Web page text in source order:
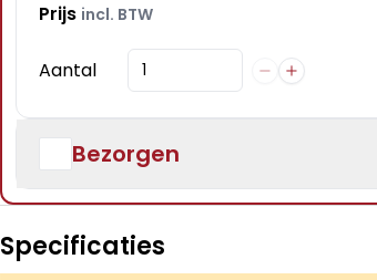
Prijs incl. BTW
Aantal
Bezorgen
Specificaties